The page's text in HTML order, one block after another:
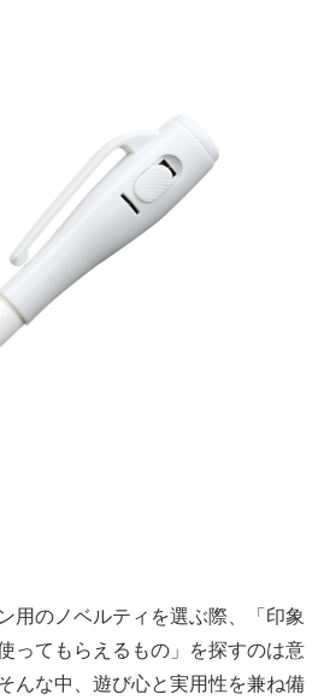
用のノベルティを選ぶ際、「印象
ってもらえるもの」を探すのは意
んな中、遊び心と実用性を兼ね備